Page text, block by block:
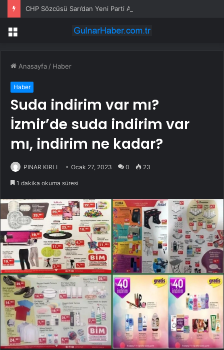
Menü
Anasayfa / Haber
Haber
Suda indirim var mı?
İzmir’de suda indirim var
mı, indirim ne kadar?
PINAR KIRLI Ocak 27, 2023 0 23
1 dakika okuma süresi